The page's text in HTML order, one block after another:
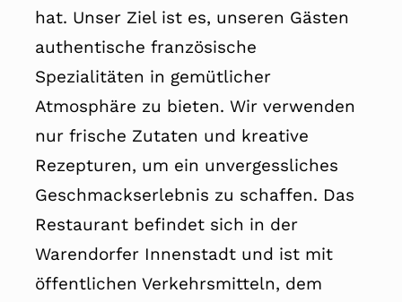
hat. Unser Ziel ist es, unseren Gästen
authentische französische
Spezialitäten in gemütlicher
Atmosphäre zu bieten. Wir verwenden
nur frische Zutaten und kreative
Rezepturen, um ein unvergessliches
Geschmackserlebnis zu schaffen. Das
Restaurant befindet sich in der
Warendorfer Innenstadt und ist mit
öffentlichen Verkehrsmitteln, dem